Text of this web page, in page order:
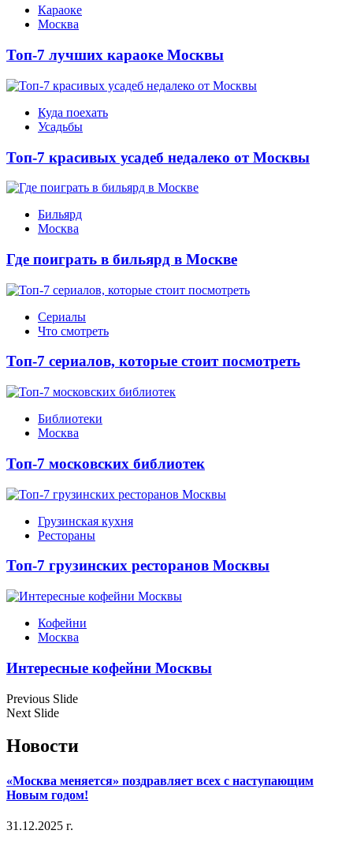
Караоке
Москва
Топ-7 лучших караоке Москвы
Куда поехать
Усадьбы
Топ-7 красивых усадеб недалеко от Москвы
Бильярд
Москва
Где поиграть в бильярд в Москве
Сериалы
Что смотреть
Топ-7 сериалов, которые стоит посмотреть
Библиотеки
Москва
Топ-7 московских библиотек
Грузинская кухня
Рестораны
Топ-7 грузинских ресторанов Москвы
Кофейни
Москва
Интересные кофейни Москвы
Previous Slide
Next Slide
Новости
«Москва меняется» поздравляет всех с наступающим
Новым годом!
31.12.2025 г.